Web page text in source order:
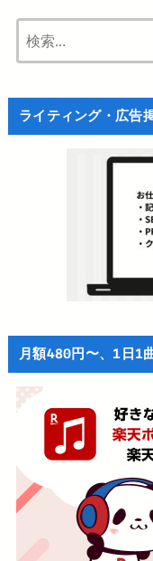
ライティング・広告
月額480円〜、1日1